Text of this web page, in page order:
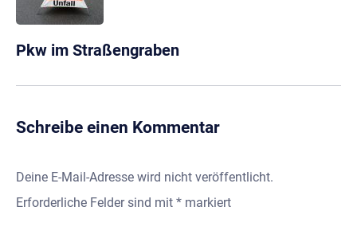
Pkw im Straßengraben
Schreibe einen Kommentar
Deine E-Mail-Adresse wird nicht veröffentlicht.
Erforderliche Felder sind mit * markiert